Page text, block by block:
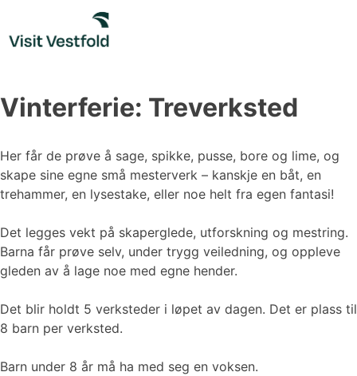
content
Vinterferie: Treverksted
Her får de prøve å sage, spikke, pusse, bore og lime, og
skape sine egne små mesterverk – kanskje en båt, en
trehammer, en lysestake, eller noe helt fra egen fantasi!
Det legges vekt på skaperglede, utforskning og mestring.
Barna får prøve selv, under trygg veiledning, og oppleve
gleden av å lage noe med egne hender.
Det blir holdt 5 verksteder i løpet av dagen. Det er plass til
8 barn per verksted.
Barn under 8 år må ha med seg en voksen.